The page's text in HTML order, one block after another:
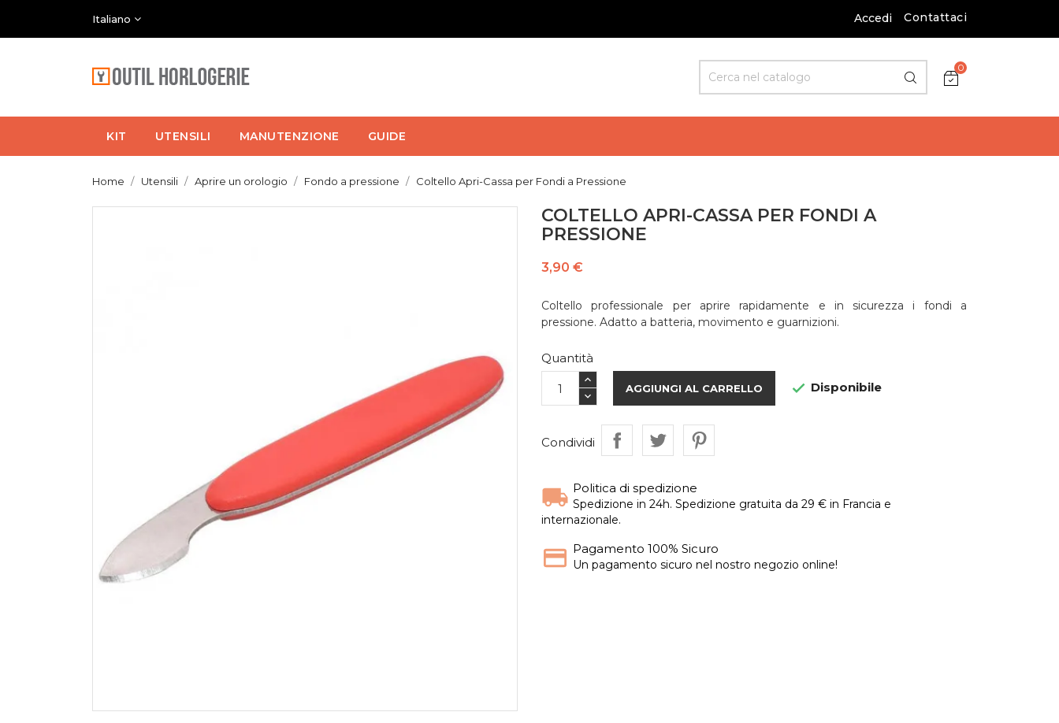
Italiano Accedi Contattaci
0
KIT UTENSILI MANUTENZIONE GUIDE
Home Utensili Aprire un orologio Fondo a pressione Coltello Apri-Cassa per Fondi a Pressione
COLTELLO APRI-CASSA PER FONDI A
PRESSIONE
3,90 €
Coltello professionale per aprire rapidamente e in sicurezza i fondi a
pressione. Adatto a batteria, movimento e guarnizioni.
Quantità
AGGIUNGI AL CARRELLO  Disponibile
Condividi
Politica di spedizione
Spedizione in 24h. Spedizione gratuita da 29 € in Francia e
internazionale.
Pagamento 100% Sicuro
Un pagamento sicuro nel nostro negozio online!